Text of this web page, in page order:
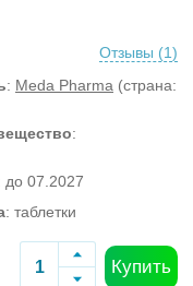
Отзывы (1)
: Meda Pharma (страна:
:
до 07.2027
: таблетки
Купить